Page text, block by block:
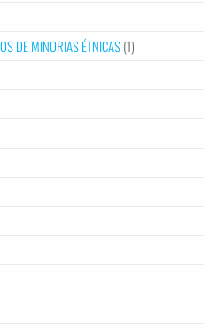
DE MINORIAS ÉTNICAS(1)